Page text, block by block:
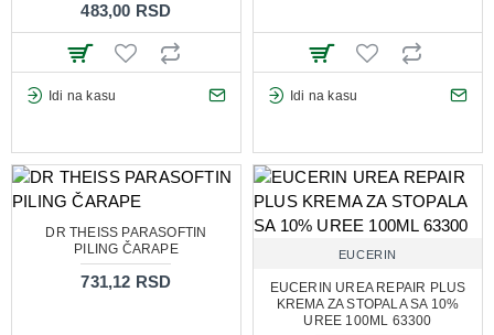
483,00 RSD
Idi na kasu Idi na kasu
DR THEISS PARASOFTIN
PILING ČARAPE
731,12 RSD
EUCERIN
EUCERIN UREA REPAIR PLUS
KREMA ZA STOPALA SA 10%
UREE 100ML 63300